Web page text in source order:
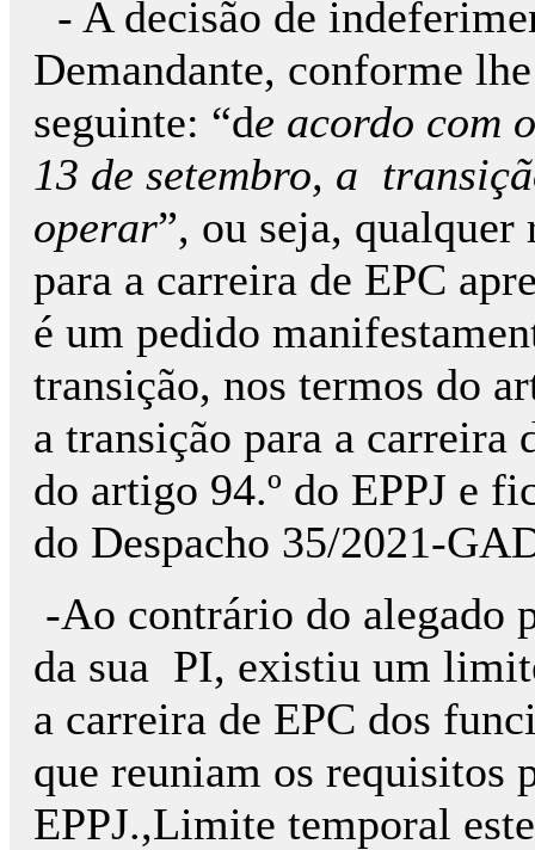
- A decisão de
Demandante, conforme
seguinte: “de acordo com
13 de setembro, a
operar”, ou seja,
para a carreira de EPC
é um pedido
transição, nos termos do
a transição para a carreira
do artigo 94.º do EPPJ e
do Despacho 35/2021-
-Ao contrário do alegado
da sua PI, existiu um
a carreira de EPC dos
que reuniam os requisitos
EPPJ.,Limite temporal